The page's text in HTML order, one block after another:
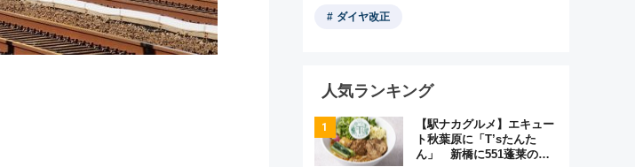
ダイヤ改正
人気ランキング
【駅ナカグルメ】エキュー
ト秋葉原に「T’sたんた
ん」 新橋に551蓬莱の